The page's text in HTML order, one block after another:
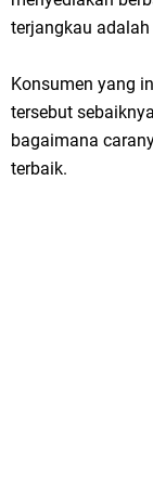
terjangkau
Konsumen yang
tersebut
bagaimana
terbaik.